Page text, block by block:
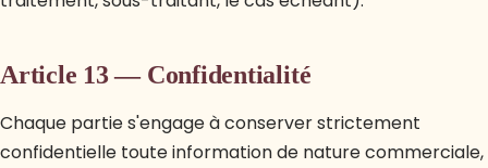
Article 13 — Confidentialité
Chaque partie s'engage à conserver strictement
confidentielle toute information de nature commerciale,